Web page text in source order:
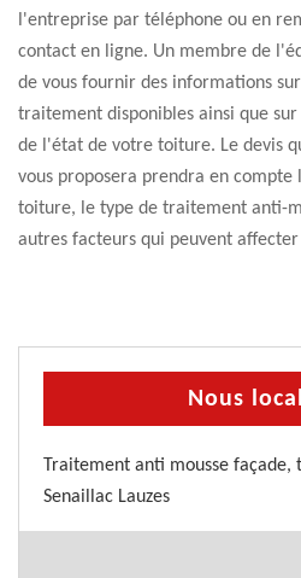
l'entreprise par téléphone ou en
contact en ligne. Un membre de
de vous fournir des informations
traitement disponibles ainsi que
de l'état de votre toiture. Le devis
vous proposera prendra en compte
toiture, le type de traitement anti-
autres facteurs qui peuvent
Nous
Traitement anti mousse
Senaillac Lauzes